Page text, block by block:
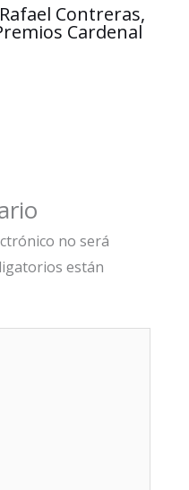
Contreras,
Cardenal
no será
están